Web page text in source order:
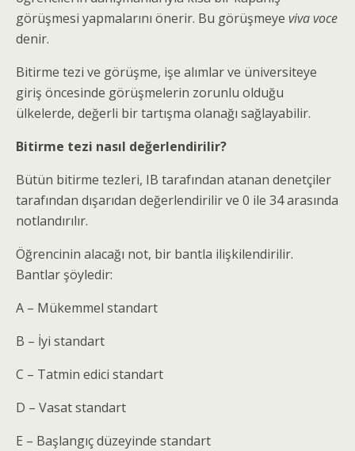
görüşmesi yapmalarını önerir. Bu görüşmeye viva voce
denir.
Bitirme tezi ve görüşme, işe alımlar ve üniversiteye
giriş öncesinde görüşmelerin zorunlu olduğu
ülkelerde, değerli bir tartışma olanağı sağlayabilir.
Bitirme tezi nasıl değerlendirilir?
Bütün bitirme tezleri, IB tarafından atanan denetçiler
tarafından dışarıdan değerlendirilir ve 0 ile 34 arasında
notlandırılır.
Öğrencinin alacağı not, bir bantla ilişkilendirilir.
Bantlar şöyledir:
A – Mükemmel standart
B – İyi standart
C – Tatmin edici standart
D – Vasat standart
E – Başlangıç düzeyinde standart